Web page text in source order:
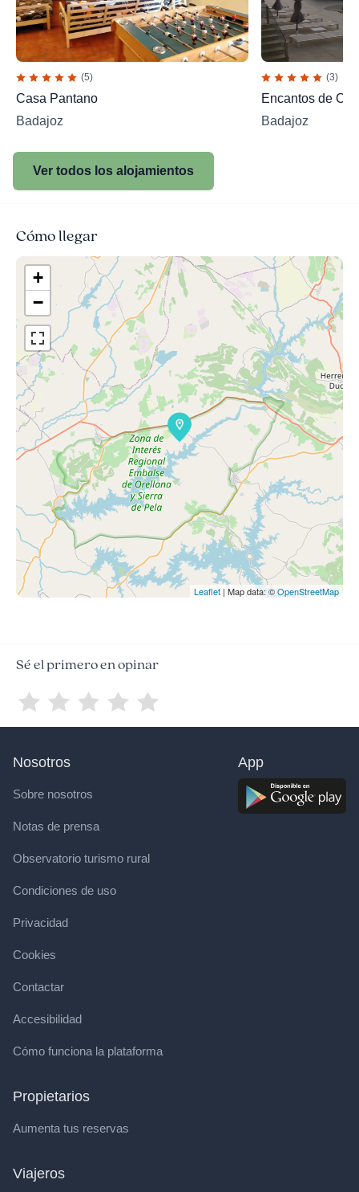
(5)
Casa Pantano
Badajoz
(3)
Encantos de
Badajoz
Ver todos los alojamientos
Cómo llegar
+
−
Leaflet | Map data: ©OpenStreetMap
Sé el primero en opinar
Nosotros
Sobre nosotros
Notas de prensa
Observatorio turismo rural
Condiciones de uso
Privacidad
Cookies
Contactar
Accesibilidad
Cómo funciona la plataforma
Propietarios
Aumenta tus reservas
Viajeros
App